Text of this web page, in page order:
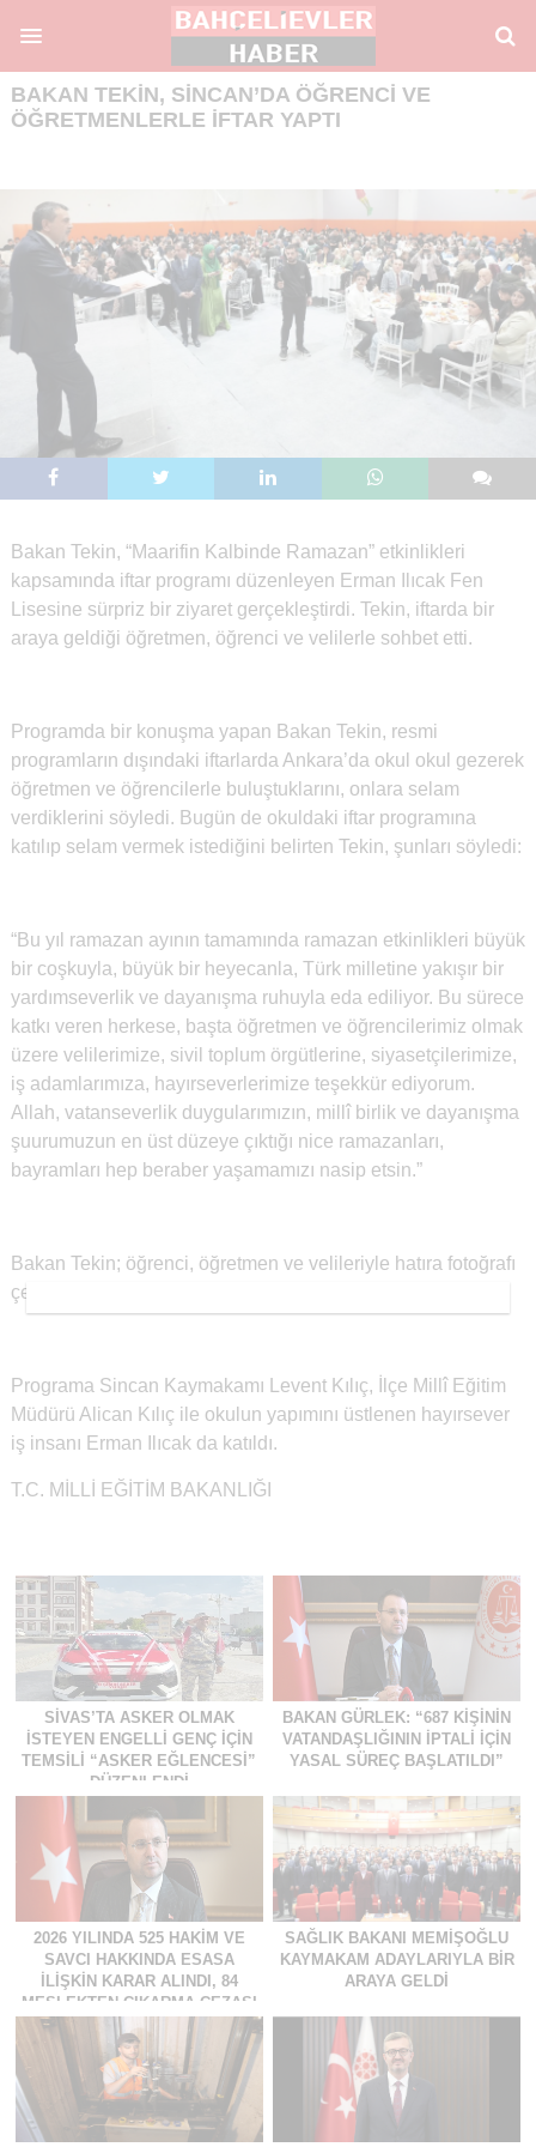
BAKAN TEKIN, SINCAN’DA ÖĞRENCI VE
ÖĞRETMENLERLE İFTAR YAPTI
Bakan Tekin, “Maarifin Kalbinde Ramazan” etkinlikleri
kapsamında iftar programı düzenleyen Erman Ilıcak Fen
Lisesine sürpriz bir ziyaret gerçekleştirdi. Tekin, iftarda bir
araya geldiği öğretmen, öğrenci ve velilerle sohbet etti.
Programda bir konuşma yapan Bakan Tekin, resmi
programların dışındaki iftarlarda Ankara’da okul okul gezerek
öğretmen ve öğrencilerle buluştuklarını, onlara selam
verdiklerini söyledi. Bugün de okuldaki iftar programına
katılıp selam vermek istediğini belirten Tekin, şunları söyledi:
“Bu yıl ramazan ayının tamamında ramazan etkinlikleri büyük
bir coşkuyla, büyük bir heyecanla, Türk milletine yakışır bir
yardımseverlik ve dayanışma ruhuyla eda ediliyor. Bu sürece
katkı veren herkese, başta öğretmen ve öğrencilerimiz olmak
üzere velilerimize, sivil toplum örgütlerine, siyasetçilerimize,
iş adamlarımıza, hayırseverlerimize teşekkür ediyorum.
Allah, vatanseverlik duygularımızın, millî birlik ve dayanışma
şuurumuzun en üst düzeye çıktığı nice ramazanları,
bayramları hep beraber yaşamamızı nasip etsin.”
Bakan Tekin; öğrenci, öğretmen ve velileriyle hatıra fotoğrafı
çektirdi.
Programa Sincan Kaymakamı Levent Kılıç, İlçe Millî Eğitim
Müdürü Alican Kılıç ile okulun yapımını üstlenen hayırsever
iş insanı Erman Ilıcak da katıldı.
T.C. MİLLİ EĞİTİM BAKANLIĞI
SIVAS’TA ASKER OLMAK
İSTEYEN ENGELLI GENÇ İÇIN
TEMSILI “ASKER EĞLENCESI”
DÜZENLENDI
BAKAN GÜRLEK: “687 KIŞININ
VATANDAŞLIĞININ İPTALI İÇIN
YASAL SÜREÇ BAŞLATILDI”
2026 YILINDA 525 HAKIM VE
SAVCI HAKKINDA ESASA
İLIŞKIN KARAR ALINDI, 84
MESLEKTEN ÇIKARMA CEZASI
UYGULANDI
SAĞLIK BAKANI MEMIŞOĞLU
KAYMAKAM ADAYLARIYLA BIR
ARAYA GELDI